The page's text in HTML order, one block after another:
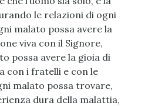
le relazioni di ogni
malato possa avere la
viva con il Signore,
possa avere la gioia di
con i fratelli e con le
malato possa trovare,
dura della malattia,